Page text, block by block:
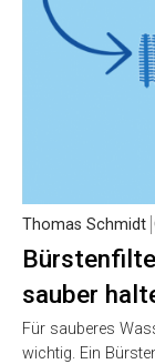
sauber
Thomas Schmidt
Für sauberes
wichtig. Ein